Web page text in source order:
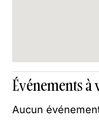
Événements à
Aucun